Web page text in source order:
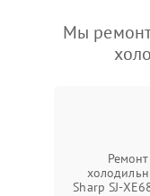
Мы
Ремонт
Sharp SJ-